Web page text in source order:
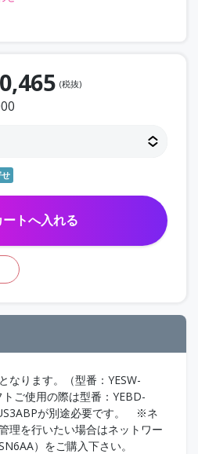
(税抜)
ートへ入れる
なります。（型番：YESW-
ご使用の際は型番：YEBD-
が別途必要です。 ※ネ
理を行いたい場合はネットワー
）をご購入下さい。